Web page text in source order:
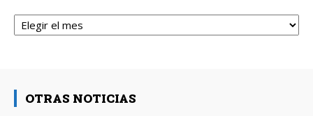
Archivos
OTRAS NOTICIAS